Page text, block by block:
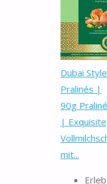
Dubai Style
Pralinés |
90g
| Exquisite
mit...